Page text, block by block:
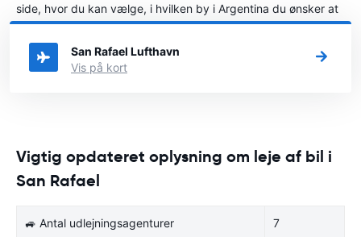
side, hvor du kan vælge, i hvilken by i Argentina du ønsker at
leje en bil.
San Rafael Lufthavn
Vis på kort
Vigtig opdateret oplysning om leje af bil i
San Rafael
🚙 Antal udlejningsagenturer 7